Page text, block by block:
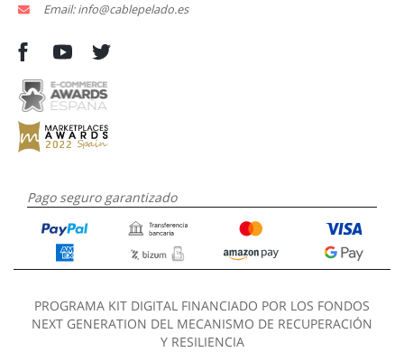
Email: info@cablepelado.es
Pago seguro garantizado
PROGRAMA KIT DIGITAL FINANCIADO POR LOS FONDOS
NEXT GENERATION DEL MECANISMO DE RECUPERACIÓN
Y RESILIENCIA